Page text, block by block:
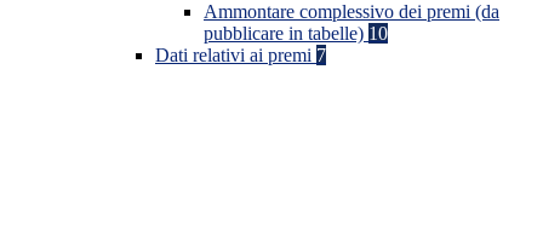
Ammontare complessivo dei premi (da
pubblicare in tabelle) 10
Dati relativi ai premi 7